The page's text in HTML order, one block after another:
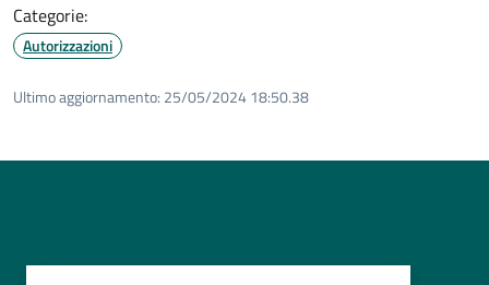
Categorie:
Autorizzazioni
Ultimo aggiornamento: 25/05/2024 18:50.38